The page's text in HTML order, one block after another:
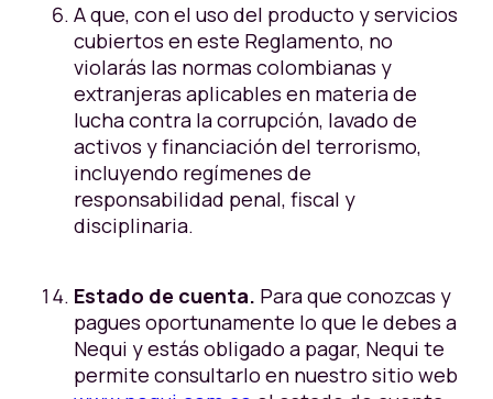
A que, con el uso del producto y servicios
cubiertos en este Reglamento, no
violarás las normas colombianas y
extranjeras aplicables en materia de
lucha contra la corrupción, lavado de
activos y financiación del terrorismo,
incluyendo regímenes de
responsabilidad penal, fiscal y
disciplinaria.
Estado de cuenta. Para que conozcas y
pagues oportunamente lo que le debes a
Nequi y estás obligado a pagar, Nequi te
permite consultarlo en nuestro sitio web